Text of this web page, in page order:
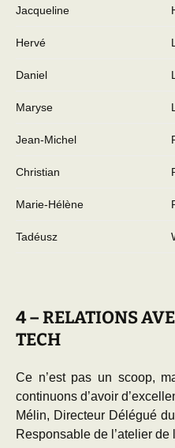
Jacqueline
Hervé
Daniel
Maryse
Jean-Michel
Christian
Marie-Hélène
Tadéusz
4 – RELATIONS
TECH
Ce n’est pas un scoop,
continuons d’avoir
Mélin, Directeur Délégué
Responsable de l’atelier de